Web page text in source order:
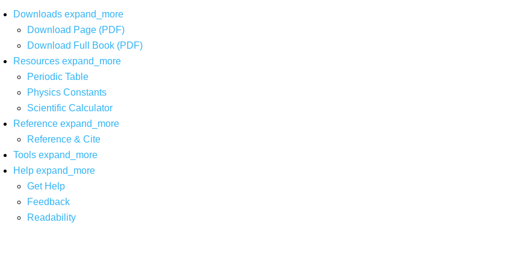
Downloads expand_more
Download Page (PDF)
Download Full Book (PDF)
Resources expand_more
Periodic Table
Physics Constants
Scientific Calculator
Reference expand_more
Reference & Cite
Tools expand_more
Help expand_more
Get Help
Feedback
Readability